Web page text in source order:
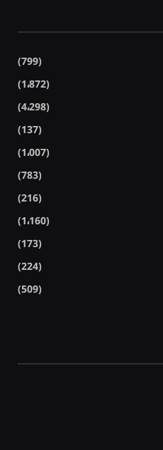
(799)
(1٬872)
(4٬298)
(137)
(1٬007)
(783)
(216)
(1٬160)
(173)
(224)
(509)